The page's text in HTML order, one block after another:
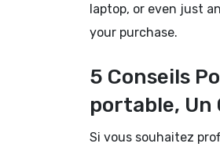
laptop, or even just
your purchase.
5 Conseils
portable, Un
Si vous souhaitez